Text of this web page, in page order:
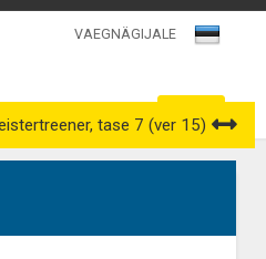
VAEGNÄGIJALE
tase 7 (ver 15)